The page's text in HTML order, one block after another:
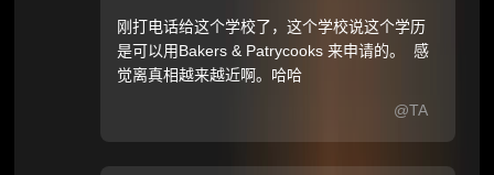
刚打电话给这个学校了，这个学校说这个学历
是可以用Bakers & Patrycooks 来申请的。 感
觉离真相越来越近啊。哈哈
@TA